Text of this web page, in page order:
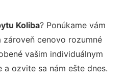
Koliba? Ponúkame vám
cenovo rozumné
vašim individuálnym
a ozvite sa nám ešte dnes.